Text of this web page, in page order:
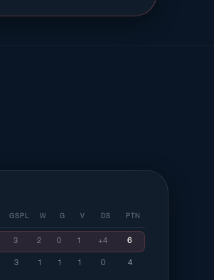
GSPL W G V DS PTN
3 2 0 1 +4 6
3 1 1 1 0 4